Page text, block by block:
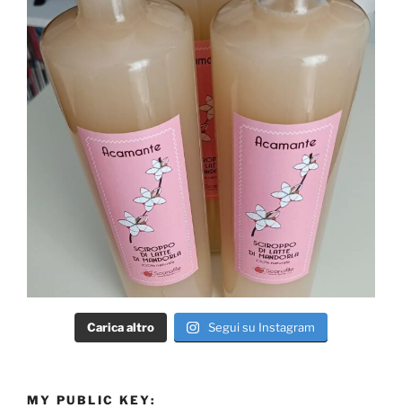
Carica altro Segui su Instagram
MY PUBLIC KEY: